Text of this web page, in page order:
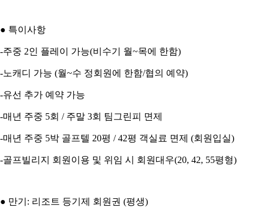
● 특이사항
-주중 2인 플레이 가능(비수기 월~목에 한함)
-노캐디 가능 (월~수 정회원에 한함/협의 예약)
-유선 추가 예약 가능
-매년 주중 5회 / 주말 3회 팀그린피 면제
-매년 주중 5박 골프텔 20평 / 42평 객실료 면제 (회원입실)
-골프빌리지 회원이용 및 위임 시 회원대우(20, 42, 55평형)
● 만기: 리조트 등기제 회원권 (평생)